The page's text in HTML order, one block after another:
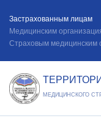
Застрахованным лицам
Медицинским
Страховым медицинским
МЕДИЦИНСКОГО